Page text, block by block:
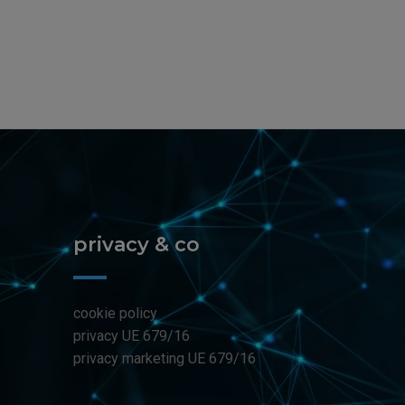
privacy & co
cookie policy
privacy UE 679/16
privacy marketing UE 679/16